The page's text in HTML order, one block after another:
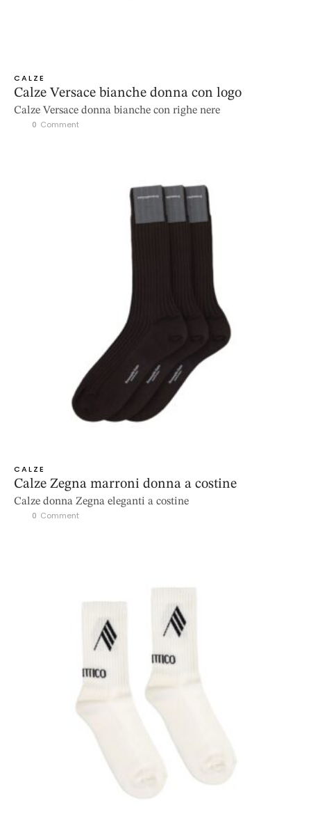
CALZE
Calze Versace bianche donna con logo
Calze Versace donna bianche con righe nere
0 Comment
CALZE
Calze Zegna marroni donna a costine
Calze donna Zegna eleganti a costine
0 Comment